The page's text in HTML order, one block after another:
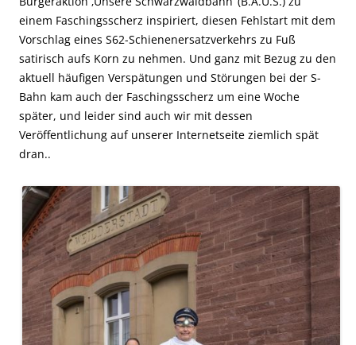
einem Faschingsscherz inspiriert, diesen Fehlstart mit dem
Vorschlag eines S62-Schienenersatzverkehrs zu Fuß
satirisch aufs Korn zu nehmen. Und ganz mit Bezug zu den
aktuell häufigen Verspätungen und Störungen bei der S-
Bahn kam auch der Faschingsscherz um eine Woche
später, und leider sind auch wir mit dessen
Veröffentlichung auf unserer Internetseite ziemlich spät
dran..